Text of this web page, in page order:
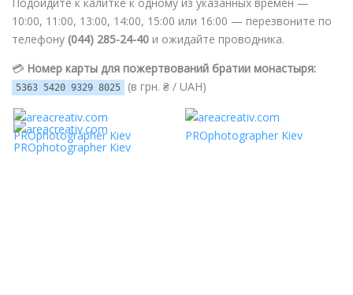
10:00, 11:00, 13:00, 14:00, 15:00 или 16:00 — перезвоните по
телефону (044) 285-24-40 и ожидайте проводника.
💳 Номер карты для пожертвований братии монастыря:
5363 5420 9329 8025 (в грн. ₴ / UAH)